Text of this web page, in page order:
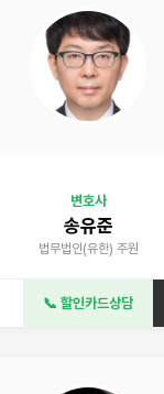
변호사
송유준
법무법인(유한) 주원
📞 할인카드상담